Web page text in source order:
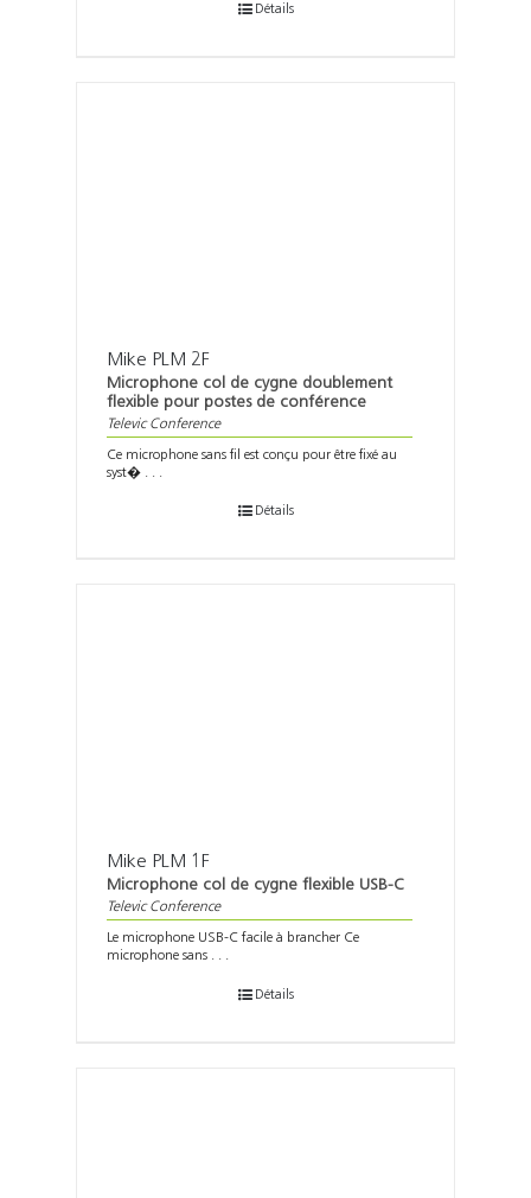
Détails
Mike PLM 2F
Microphone col de cygne doublement
flexible pour postes de conférence
Televic Conference
Ce microphone sans fil est conçu pour être fixé au
syst� . . .
Détails
Mike PLM 1F
Microphone col de cygne flexible USB-C
Televic Conference
Le microphone USB-C facile à brancher Ce
microphone sans . . .
Détails